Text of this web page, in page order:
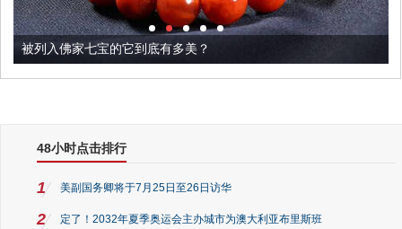
被列入佛家七宝的它到底有多美？
48小时点击排行
1 美副国务卿将于7月25日至26日访华
2 定了！2032年夏季奥运会主办城市为澳大利亚布里斯班